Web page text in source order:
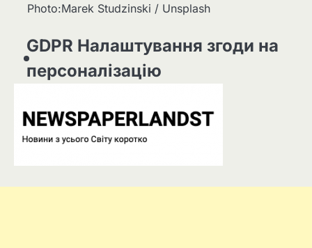
Photo:Marek Studzinski / Unsplash
GDPR Налаштування згоди на
персоналізацію